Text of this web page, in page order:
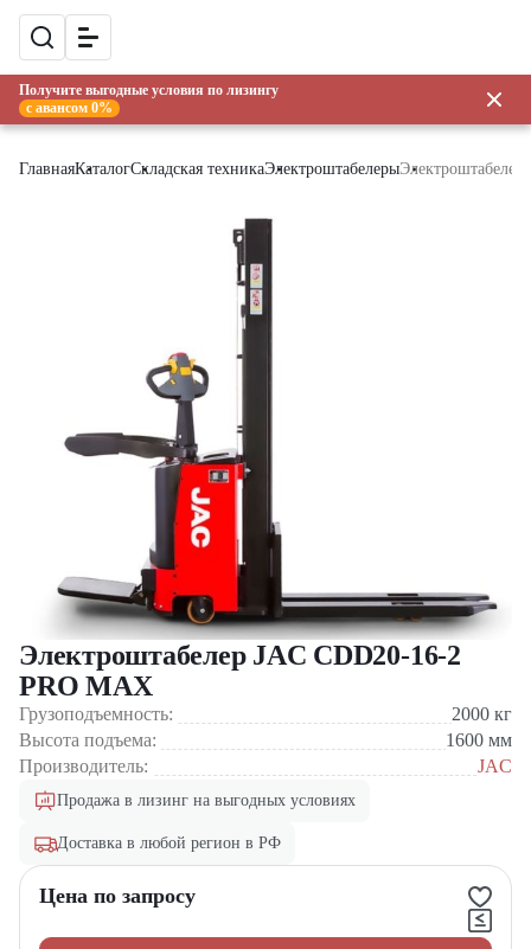
Получите выгодные условия по лизингу
с авансом 0%
ГлавнаяКаталогСкладская техникаЭлектроштабелеры
Электроштабелер JAC CDD20-16-2
PRO MAX
Грузоподъемность: 2000 кг
Высота подъема:
1600 мм
Производитель:
JAC
Продажа в лизинг на выгодных условиях
Доставка в любой регион в РФ
Цена по запросу